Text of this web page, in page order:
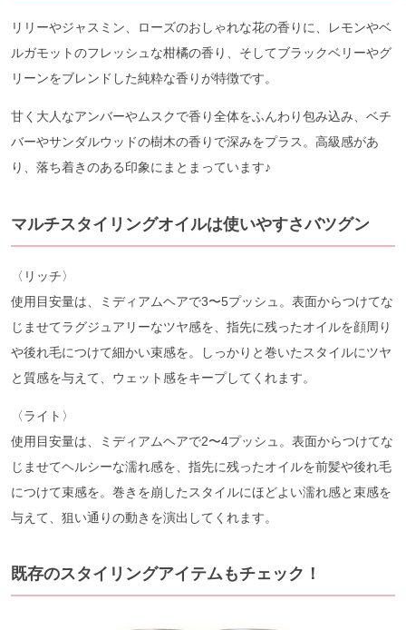
リリーやジャスミン、ローズのおしゃれな花の香りに、レモンやベ
ルガモットのフレッシュな柑橘の香り、そしてブラックベリーやグ
リーンをブレンドした純粋な香りが特徴です。
甘く大人なアンバーやムスクで香り全体をふんわり包み込み、ベチ
バーやサンダルウッドの樹木の香りで深みをプラス。高級感があ
り、落ち着きのある印象にまとまっています♪
マルチスタイリングオイルは使いやすさバツグン
〈リッチ〉
使用目安量は、ミディアムヘアで3〜5プッシュ。表面からつけてな
じませてラグジュアリーなツヤ感を、指先に残ったオイルを顔周り
や後れ毛につけて細かい束感を。しっかりと巻いたスタイルにツヤ
と質感を与えて、ウェット感をキープしてくれます。
〈ライト〉
使用目安量は、ミディアムヘアで2〜4プッシュ。表面からつけてな
じませてヘルシーな濡れ感を、指先に残ったオイルを前髪や後れ毛
につけて束感を。巻きを崩したスタイルにほどよい濡れ感と束感を
与えて、狙い通りの動きを演出してくれます。
既存のスタイリングアイテムもチェック！